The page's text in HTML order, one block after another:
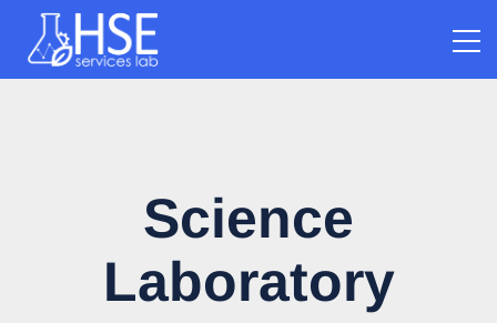
Science
Laboratory